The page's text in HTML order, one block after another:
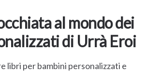
al mondo dei
di Urrà Eroi
libri per bambini personalizzati e